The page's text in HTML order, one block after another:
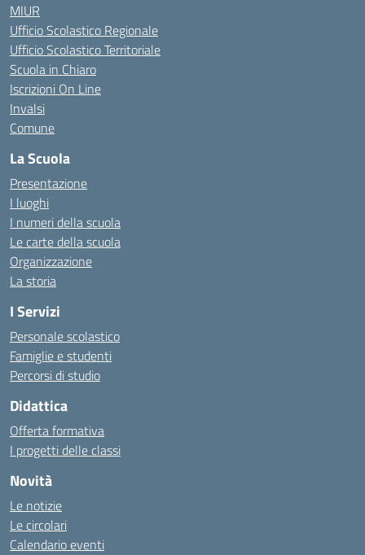
MIUR
Ufficio Scolastico Regionale
Ufficio Scolastico Territoriale
Scuola in Chiaro
Iscrizioni On Line
Invalsi
Comune
La Scuola
Presentazione
I luoghi
I numeri della scuola
Le carte della scuola
Organizzazione
La storia
I Servizi
Personale scolastico
Famiglie e studenti
Percorsi di studio
Didattica
Offerta formativa
I progetti delle classi
Novità
Le notizie
Le circolari
Calendario eventi